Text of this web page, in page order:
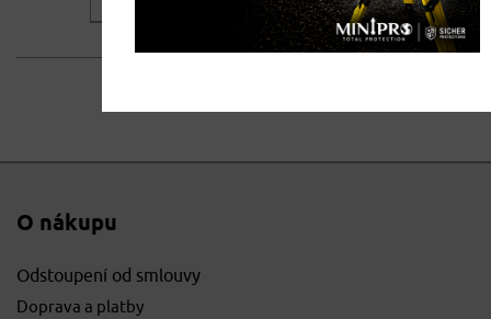
KOUPIT
O nákupu
Odstoupení od smlouvy
Doprava a platby